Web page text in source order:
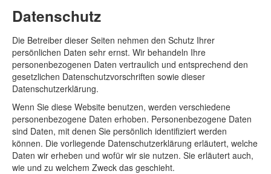
Datenschutz
Die Betreiber dieser Seiten nehmen den Schutz Ihrer
persönlichen Daten sehr ernst. Wir behandeln Ihre
personenbezogenen Daten vertraulich und entsprechend den
gesetzlichen Datenschutzvorschriften sowie dieser
Datenschutzerklärung.
Wenn Sie diese Website benutzen, werden verschiedene
personenbezogene Daten erhoben. Personenbezogene Daten
sind Daten, mit denen Sie persönlich identifiziert werden
können. Die vorliegende Datenschutzerklärung erläutert, welche
Daten wir erheben und wofür wir sie nutzen. Sie erläutert auch,
wie und zu welchem Zweck das geschieht.